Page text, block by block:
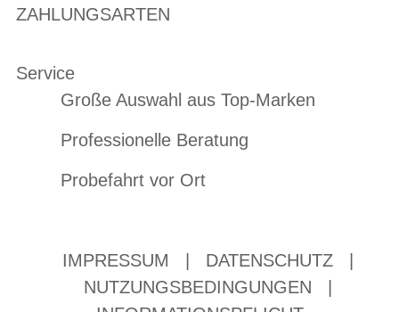
ZAHLUNGSARTEN
Service
Große Auswahl aus Top-Marken
Professionelle Beratung
Probefahrt vor Ort
IMPRESSUM DATENSCHUTZ
NUTZUNGSBEDINGUNGEN